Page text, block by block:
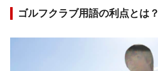
ゴルフクラブ用語の利点とは？